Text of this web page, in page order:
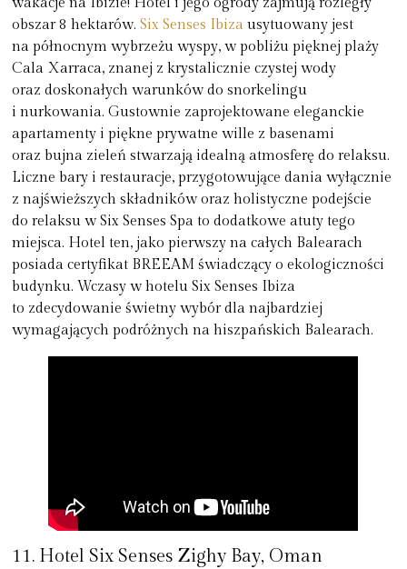
wakacje na Ibizie! Hotel i jego ogrody zajmują rozległy
obszar 8 hektarów. Six Senses Ibiza usytuowany jest
na północnym wybrzeżu wyspy, w pobliżu pięknej plaży
Cala Xarraca, znanej z krystalicznie czystej wody
oraz doskonałych warunków do snorkelingu
i nurkowania. Gustownie zaprojektowane eleganckie
apartamenty i piękne prywatne wille z basenami
oraz bujna zieleń stwarzają idealną atmosferę do relaksu.
Liczne bary i restauracje, przygotowujące dania wyłącznie
z najświeższych składników oraz holistyczne podejście
do relaksu w Six Senses Spa to dodatkowe atuty tego
miejsca. Hotel ten, jako pierwszy na całych Balearach
posiada certyfikat BREEAM świadczący o ekologiczności
budynku. Wczasy w hotelu Six Senses Ibiza
to zdecydowanie świetny wybór dla najbardziej
wymagających podróżnych na hiszpańskich Balearach.
11. Hotel Six Senses Zighy Bay, Oman